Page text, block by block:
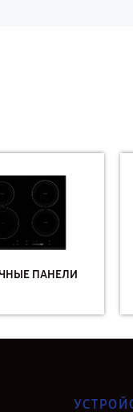
ПАНЕЛИ